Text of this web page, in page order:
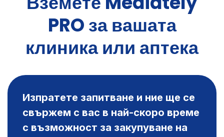
PRO за вашата
клиника или аптека
Изпратете запитване и ние ще се
свържем с вас в най-скоро време
с възможност за закупуване на